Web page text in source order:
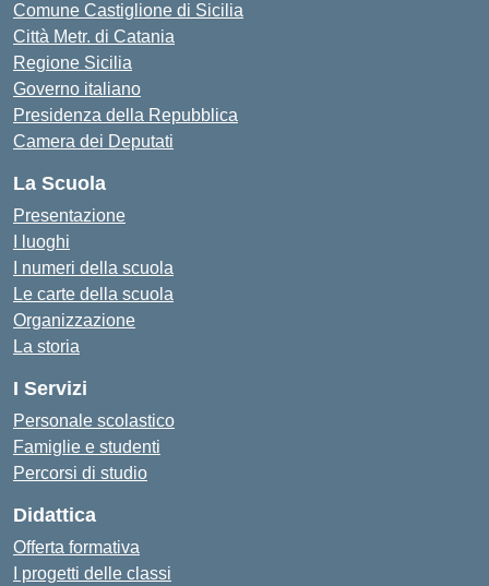
Comune Castiglione di Sicilia
Città Metr. di Catania
Regione Sicilia
Governo italiano
Presidenza della Repubblica
Camera dei Deputati
La Scuola
Presentazione
I luoghi
I numeri della scuola
Le carte della scuola
Organizzazione
La storia
I Servizi
Personale scolastico
Famiglie e studenti
Percorsi di studio
Didattica
Offerta formativa
I progetti delle classi